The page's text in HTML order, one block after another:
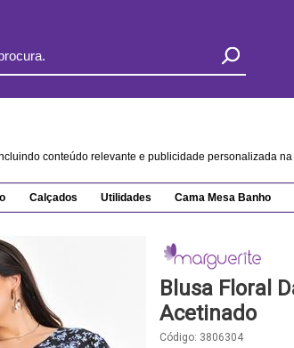
conteúdo relevante e publicidade personalizada
Calçados Utilidades Cama Mesa Banho
Blusa Floral
Acetinado
Código: 3806304